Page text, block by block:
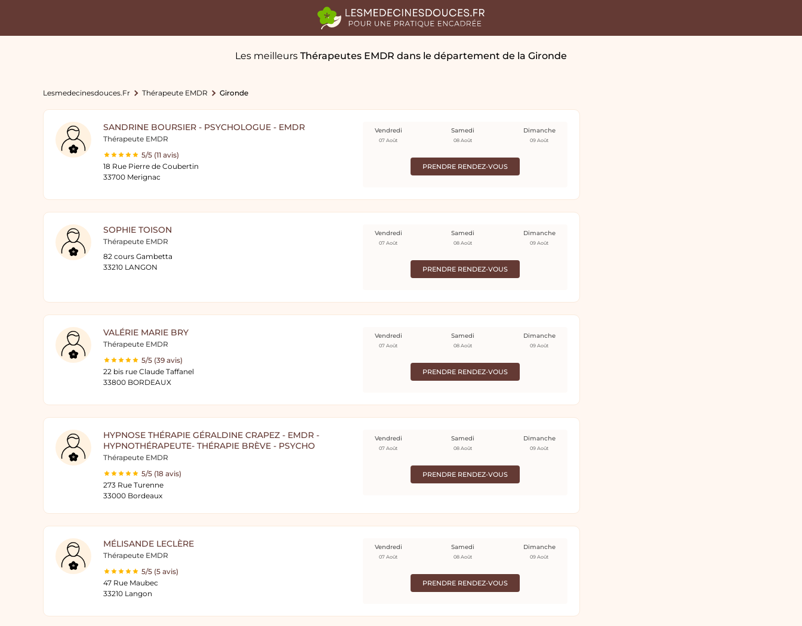
Les meilleurs Thérapeutes EMDR dans le département de la Gironde
Lesmedecinesdouces.fr Thérapeute EMDR Gironde
SANDRINE BOURSIER - PSYCHOLOGUE - EMDR
Thérapeute EMDR
5/5 (11 avis)
18 Rue Pierre de Coubertin
33700 Merignac
PRENDRE RENDEZ-VOUS
Vendredi
07 Août
Samedi
08 Août
Dimanche
09 Août
SOPHIE TOISON
Thérapeute EMDR
82 cours Gambetta
33210 LANGON
PRENDRE RENDEZ-VOUS
Vendredi
07 Août
Samedi
08 Août
Dimanche
09 Août
VALÉRIE MARIE BRY
Thérapeute EMDR
5/5 (39 avis)
22 bis rue Claude Taffanel
33800 BORDEAUX
PRENDRE RENDEZ-VOUS
Vendredi
07 Août
Samedi
08 Août
Dimanche
09 Août
HYPNOSE THÉRAPIE GÉRALDINE CRAPEZ - EMDR -
HYPNOTHÉRAPEUTE- THÉRAPIE BRÈVE - PSYCHO
Thérapeute EMDR
5/5 (18 avis)
273 Rue Turenne
33000 Bordeaux
PRENDRE RENDEZ-VOUS
Vendredi
07 Août
Samedi
08 Août
Dimanche
09 Août
MÉLISANDE LECLÈRE
Thérapeute EMDR
5/5 (5 avis)
47 Rue Maubec
33210 Langon
PRENDRE RENDEZ-VOUS
Vendredi
07 Août
Samedi
08 Août
Dimanche
09 Août